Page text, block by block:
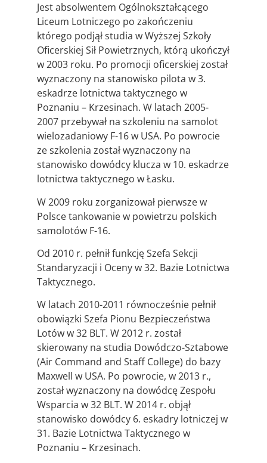
Jest absolwentem Ogólnokształcącego
Liceum Lotniczego po zakończeniu
którego podjął studia w Wyższej Szkoły
Oficerskiej Sił Powietrznych, którą ukończył
w 2003 roku. Po promocji oficerskiej został
wyznaczony na stanowisko pilota w 3.
eskadrze lotnictwa taktycznego w
Poznaniu – Krzesinach. W latach 2005-
2007 przebywał na szkoleniu na samolot
wielozadaniowy F-16 w USA. Po powrocie
ze szkolenia został wyznaczony na
stanowisko dowódcy klucza w 10. eskadrze
lotnictwa taktycznego w Łasku.
W 2009 roku zorganizował pierwsze w
Polsce tankowanie w powietrzu polskich
samolotów F-16.
Od 2010 r. pełnił funkcję Szefa Sekcji
Standaryzacji i Oceny w 32. Bazie Lotnictwa
Taktycznego.
W latach 2010-2011 równocześnie pełnił
obowiązki Szefa Pionu Bezpieczeństwa
Lotów w 32 BLT. W 2012 r. został
skierowany na studia Dowódczo-Sztabowe
(Air Command and Staff College) do bazy
Maxwell w USA. Po powrocie, w 2013 r.,
został wyznaczony na dowódcę Zespołu
Wsparcia w 32 BLT. W 2014 r. objął
stanowisko dowódcy 6. eskadry lotniczej w
31. Bazie Lotnictwa Taktycznego w
Poznaniu – Krzesinach.